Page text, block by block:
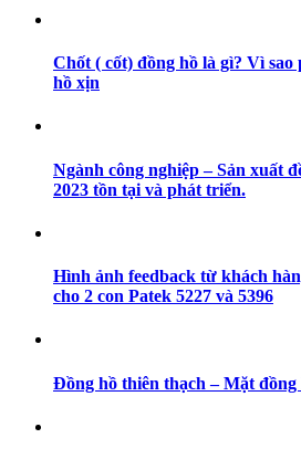
Chốt ( cốt) đồng hồ là gì? Vì
hồ xịn
Ngành công nghiệp – Sản xuất
2023 tồn tại và phát triển.
Hình ảnh feedback từ khách
cho 2 con Patek 5227 và 5396
Đồng hồ thiên thạch – Mặt đồng